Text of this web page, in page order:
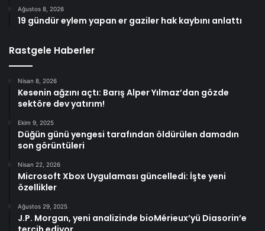
Ağustos 8, 2026
19 gündür eylem yapan er gaziler hak kaybını anlattı
Rastgele Haberler
Nisan 8, 2026
Kesenin ağzını açtı: Barış Alper Yılmaz’dan gözde
sektöre dev yatırım!
Ekim 9, 2025
Düğün günü yengesi tarafından öldürülen damadın
son görüntüleri
Nisan 22, 2026
Microsoft Xbox Uygulaması güncelledi: İşte yeni
özellikler
Ağustos 29, 2025
J.P. Morgan, yeni analizinde bioMérieux’yü Diasorin’e